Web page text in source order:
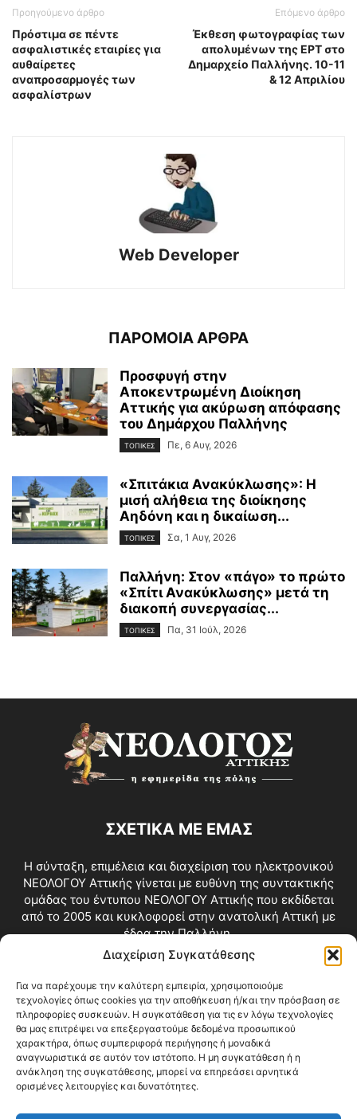
Διαχείριση Συγκατάθεσης
Για να παρέχουμε την καλύτερη εμπειρία, χρησιμοποιούμε
τεχνολογίες όπως cookies για την αποθήκευση ή/και την πρόσβαση σε
πληροφορίες συσκευών. Η συγκατάθεση για τις εν λόγω τεχνολογίες
θα μας επιτρέψει να επεξεργαστούμε δεδομένα προσωπικού
χαρακτήρα, όπως συμπεριφορά περιήγησης ή μοναδικά
αναγνωριστικά σε αυτόν τον ιστότοπο. Η μη συγκατάθεση ή η
ανάκληση της συγκατάθεσης, μπορεί να επηρεάσει αρνητικά
ορισμένες λειτουργίες και δυνατότητες.
Προηγούμενο άρθρο
Πρόστιμα σε πέντε
ασφαλιστικές εταιρίες για
αυθαίρετες
αναπροσαρμογές των
ασφαλίστρων
Επόμενο άρθρο
Έκθεση φωτογραφίας των
απολυμένων της ΕΡΤ στο
Δημαρχείο Παλλήνης. 10-11
& 12 Απριλίου
Web Developer
ΠΑΡΟΜΟΙΑ ΑΡΘΡΑ
Προσφυγή στην
Αποκεντρωμένη Διοίκηση
Αττικής για ακύρωση απόφασης
του Δημάρχου Παλλήνης
ΤΟΠΙΚΕΣ Πε, 6 Αυγ, 2026
«Σπιτάκια Ανακύκλωσης»: Η
μισή αλήθεια της διοίκησης
Αηδόνη και η δικαίωση...
ΤΟΠΙΚΕΣ Σα, 1 Αυγ, 2026
Παλλήνη: Στον «πάγο» το πρώτο
«Σπίτι Ανακύκλωσης» μετά τη
διακοπή συνεργασίας...
ΤΟΠΙΚΕΣ Πα, 31 Ιούλ, 2026
ΣΧΕΤΙΚΑ ΜΕ ΕΜΑΣ
Η σύνταξη, επιμέλεια και διαχείριση του ηλεκτρονικού
ΝΕΟΛΟΓΟΥ Αττικής γίνεται με ευθύνη της συντακτικής
ομάδας του έντυπου ΝΕΟΛΟΓΟΥ Αττικής που εκδίδεται
από το 2005 και κυκλοφορεί στην ανατολική Αττική με
έδρα την Παλλήνη.
Επικοινωνία:info@neologosattikis.gr
ΑΚΟΛΟΥΘΗΣΕ ΜΑΣ